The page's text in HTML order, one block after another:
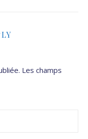
Les champs